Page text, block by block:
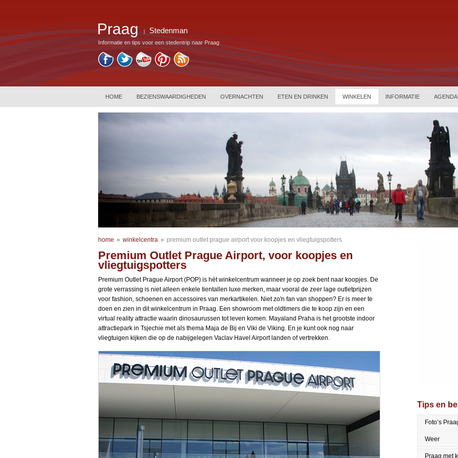
Praag Stedenman
Informatie en tips voor een stedentrip naar Praag
HOME BEZIENSWAARDIGHEDEN OVERNACHTEN ETEN EN DRINKEN WINKELEN INFORMATIE AGENDA
home » winkelcentra » premium outlet prague airport voor koopjes en vliegtuigspotters
Premium Outlet Prague Airport, voor koopjes en
vliegtuigspotters
Premium Outlet Prague Airport (POP) is hét winkelcentrum wanneer je op zoek bent naar koopjes. De
grote verrassing is niet alleen enkele tientallen luxe merken, maar vooral de zeer lage outletprijzen
voor fashion, schoenen en accessoires van merkartikelen. Niet zo'n fan van shoppen? Er is meer te
doen en zien in dit winkelcentrum in Praag. Een showroom met oldtimers die te koop zijn en een
virtual reality attractie waarin dinosaurussen tot leven komen. Mayaland Praha is het grootste indoor
attractiepark in Tsjechie met als thema Maja de Bij en Viki de Viking. En je kunt ook nog naar
vliegtuigen kijken die op de nabijgelegen Vaclav Havel Airport landen of vertrekken.
Tips en
Foto’s
Weer
Praag met